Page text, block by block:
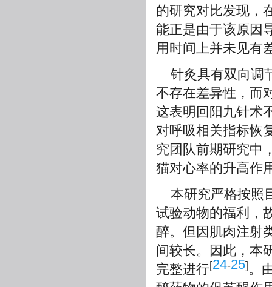
的研究对比发现，
能正是由于该原因
用时间上并未见有
针灸具有双向调
不存在差异性，而
这表明回阳九针术
对呼吸相关指标恢
究团队前期研究中
猫对心率的升高作
本研究严格按照
试验动物的福利，
醉。但因肌肉注射
间较长。因此，本
完整进行[24-25]。